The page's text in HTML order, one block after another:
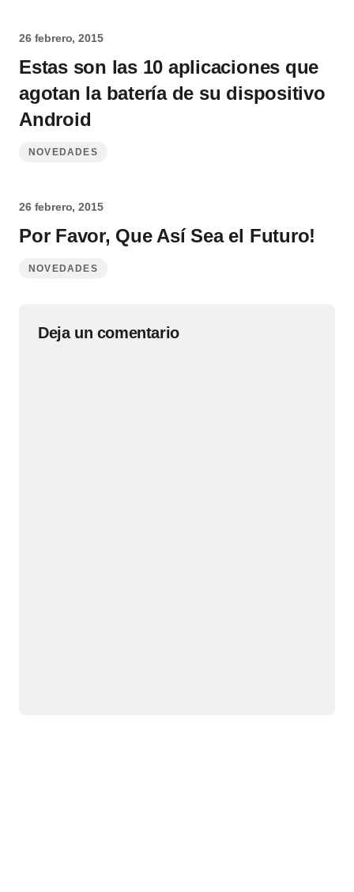
26 febrero, 2015
Estas son las 10 aplicaciones que
agotan la batería de su dispositivo
Android
NOVEDADES
26 febrero, 2015
Por Favor, Que Así Sea el Futuro!
NOVEDADES
Deja un comentario